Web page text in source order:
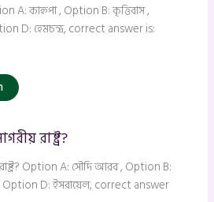
A: কাহ্নপা , Option B: কৃত্তিবাস ,
D: হেমচন্দ্র, correct answer is:
রাষ্ট্র?
Option A: সৌদি আরব , Option B:
Option D: ইসরায়েল, correct answer